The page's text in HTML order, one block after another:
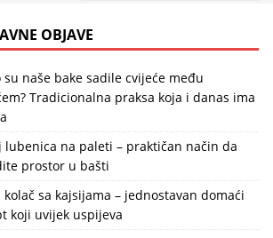
OBJAVE
su naše bake sadile cvijeće među
Tradicionalna praksa koja i danas ima
lubenica na paleti – praktičan način da
prostor u bašti
kolač sa kajsijama – jednostavan domaći
koji uvijek uspijeva